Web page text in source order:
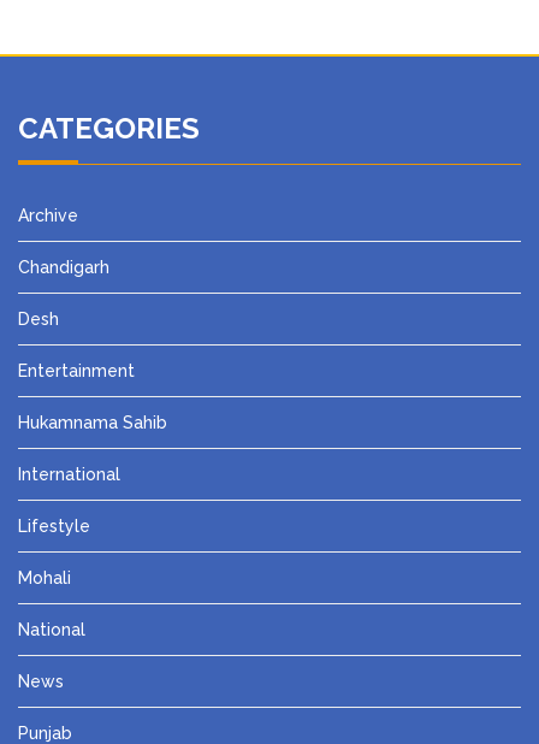
CATEGORIES
Archive
Chandigarh
Desh
Entertainment
Hukamnama Sahib
International
Lifestyle
Mohali
National
News
Punjab